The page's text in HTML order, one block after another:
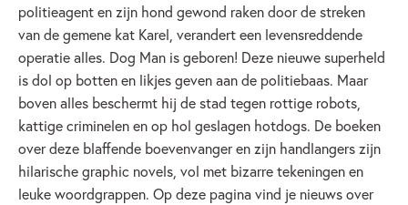
politieagent en zijn hond gewond raken door de streken
van de gemene kat Karel, verandert een levensreddende
operatie alles. Dog Man is geboren! Deze nieuwe superheld
is dol op botten en likjes geven aan de politiebaas. Maar
boven alles beschermt hij de stad tegen rottige robots,
kattige criminelen en op hol geslagen hotdogs. De boeken
over deze blaffende boevenvanger en zijn handlangers zijn
hilarische graphic novels, vol met bizarre tekeningen en
leuke woordgrappen. Op deze pagina vind je nieuws over